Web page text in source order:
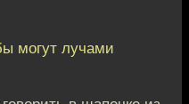
могут лучами